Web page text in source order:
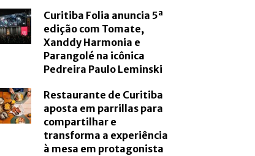
Curitiba Folia anuncia 5ª
edição com Tomate,
Xanddy Harmonia e
Parangolé na icônica
Pedreira Paulo Leminski
Restaurante de Curitiba
aposta em parrillas para
compartilhar e
transforma a experiência
à mesa em protagonista